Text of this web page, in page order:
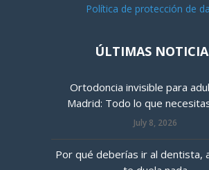
Política de protección de
ÚLTIMAS
Ortodoncia invisible para
Madrid: Todo lo que
July 8, 2026
Por qué deberías ir al dentista,